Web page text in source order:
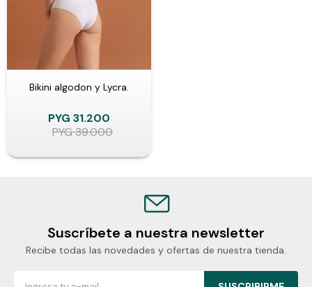
Bikini algodon y Lycra.
PYG 31.200
PYG39.000
Suscríbete a nuestra newsletter
Recibe todas las novedades y ofertas de nuestra tienda.